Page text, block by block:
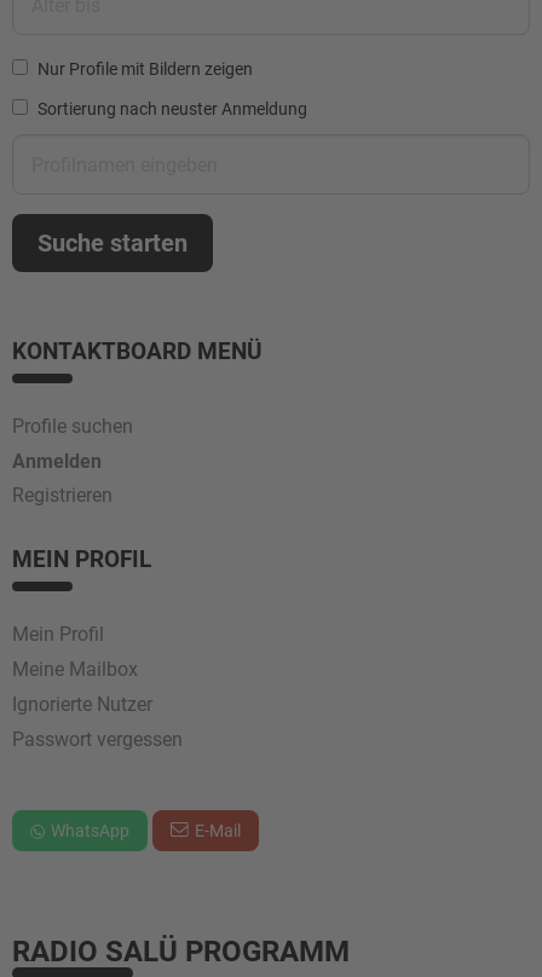
Nur Profile mit Bildern zeigen
Sortierung nach neuster Anmeldung
Suche starten
KONTAKTBOARD MENÜ
Profile suchen
Anmelden
Registrieren
MEIN PROFIL
Mein Profil
Meine Mailbox
Ignorierte Nutzer
Passwort vergessen
WhatsApp E-Mail
RADIO SALÜ PROGRAMM